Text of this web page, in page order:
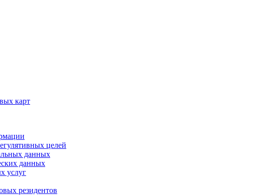
карт
целей
данных
данных
услуг
резидентов